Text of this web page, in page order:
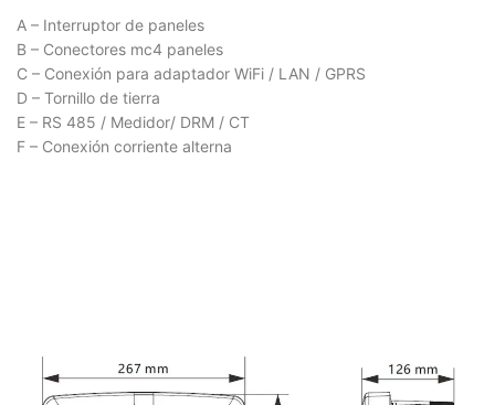
A – Interruptor de paneles
B – Conectores mc4 paneles
C – Conexión para adaptador WiFi / LAN / GPRS
D – Tornillo de tierra
E – RS 485 / Medidor/ DRM / CT
F – Conexión corriente alterna